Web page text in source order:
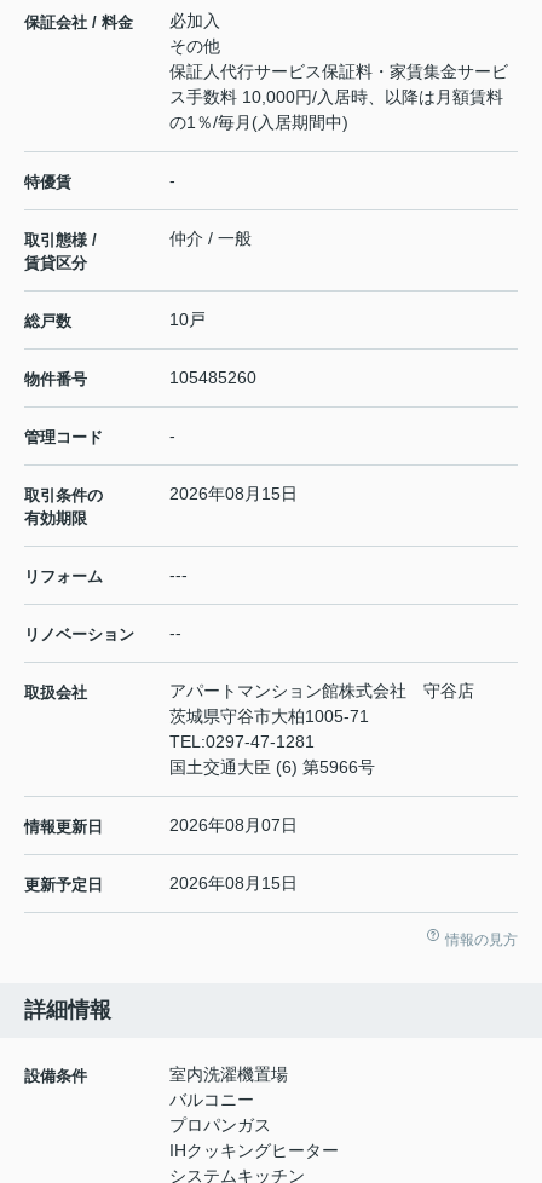
保証会社 / 料金
必加入
その他
保証人代行サービス保証料・家賃集金サービ
ス手数料 10,000円/入居時、以降は月額賃料
の1％/毎月(入居期間中)
特優賃 -
取引態様 /
賃貸区分
仲介 / 一般
総戸数 10戸
物件番号 105485260
管理コード -
取引条件の
有効期限
2026年08月15日
リフォーム ---
リノベーション --
取扱会社
アパートマンション館株式会社 守谷店
茨城県守谷市大柏1005-71
TEL:0297-47-1281
国土交通大臣 (6) 第5966号
情報更新日 2026年08月07日
更新予定日 2026年08月15日
情報の見方
詳細情報
設備条件
室内洗濯機置場
バルコニー
プロパンガス
IHクッキングヒーター
システムキッチン